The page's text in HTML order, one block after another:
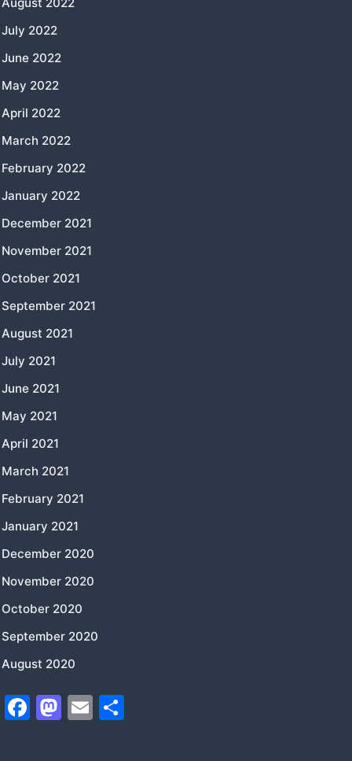
July 2022
June 2022
May 2022
April 2022
March 2022
February 2022
January 2022
December 2021
November 2021
October 2021
September 2021
August 2021
July 2021
June 2021
May 2021
April 2021
March 2021
February 2021
January 2021
December 2020
November 2020
October 2020
September 2020
August 2020
F
M E